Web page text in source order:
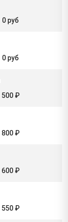
0 руб
0 руб
500 ₽
800 ₽
600 ₽
550 ₽